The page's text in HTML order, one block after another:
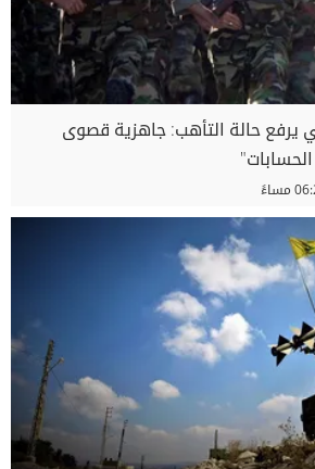
يرفع حالة التأهب: جاهزية قصوى